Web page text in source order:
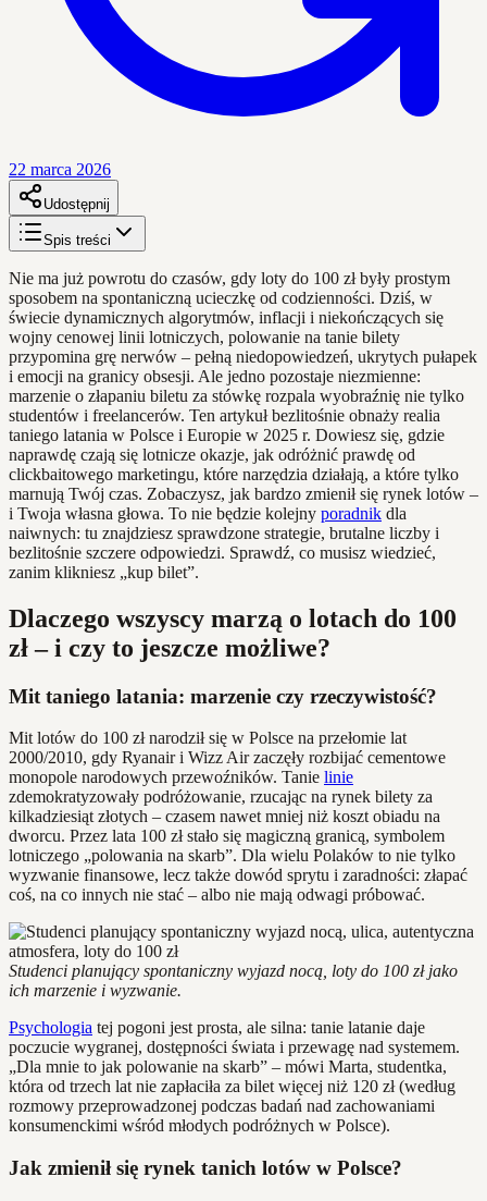
22 marca 2026
Udostępnij
Spis treści
Nie ma już powrotu do czasów, gdy loty do 100 zł były prostym
sposobem na spontaniczną ucieczkę od codzienności. Dziś, w
świecie dynamicznych algorytmów, inflacji i niekończących się
wojny cenowej linii lotniczych, polowanie na tanie bilety
przypomina grę nerwów – pełną niedopowiedzeń, ukrytych pułapek
i emocji na granicy obsesji. Ale jedno pozostaje niezmienne:
marzenie o złapaniu biletu za stówkę rozpala wyobraźnię nie tylko
studentów i freelancerów. Ten artykuł bezlitośnie obnaży realia
taniego latania w Polsce i Europie w 2025 r. Dowiesz się, gdzie
naprawdę czają się lotnicze okazje, jak odróżnić prawdę od
clickbaitowego marketingu, które narzędzia działają, a które tylko
marnują Twój czas. Zobaczysz, jak bardzo zmienił się rynek lotów –
i Twoja własna głowa. To nie będzie kolejny poradnik dla
naiwnych: tu znajdziesz sprawdzone strategie, brutalne liczby i
bezlitośnie szczere odpowiedzi. Sprawdź, co musisz wiedzieć,
zanim klikniesz „kup bilet”.
Dlaczego wszyscy marzą o lotach do 100
zł – i czy to jeszcze możliwe?
Mit taniego latania: marzenie czy rzeczywistość?
Mit lotów do 100 zł narodził się w Polsce na przełomie lat
2000/2010, gdy Ryanair i Wizz Air zaczęły rozbijać cementowe
monopole narodowych przewoźników. Tanie linie
zdemokratyzowały podróżowanie, rzucając na rynek bilety za
kilkadziesiąt złotych – czasem nawet mniej niż koszt obiadu na
dworcu. Przez lata 100 zł stało się magiczną granicą, symbolem
lotniczego „polowania na skarb”. Dla wielu Polaków to nie tylko
wyzwanie finansowe, lecz także dowód sprytu i zaradności: złapać
coś, na co innych nie stać – albo nie mają odwagi próbować.
Studenci planujący spontaniczny wyjazd nocą, loty do 100 zł jako
ich marzenie i wyzwanie.
Psychologia tej pogoni jest prosta, ale silna: tanie latanie daje
poczucie wygranej, dostępności świata i przewagę nad systemem.
„Dla mnie to jak polowanie na skarb” – mówi Marta, studentka,
która od trzech lat nie zapłaciła za bilet więcej niż 120 zł (według
rozmowy przeprowadzonej podczas badań nad zachowaniami
konsumenckimi wśród młodych podróżnych w Polsce).
Jak zmienił się rynek tanich lotów w Polsce?